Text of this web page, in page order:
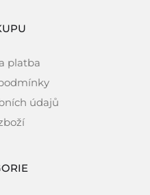
platba
údajů